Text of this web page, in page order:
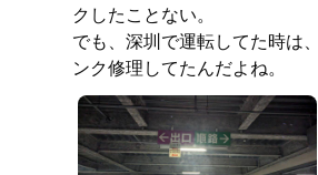
クしたことない。
でも、深圳で運転してた時は
ンク修理してたんだよね。